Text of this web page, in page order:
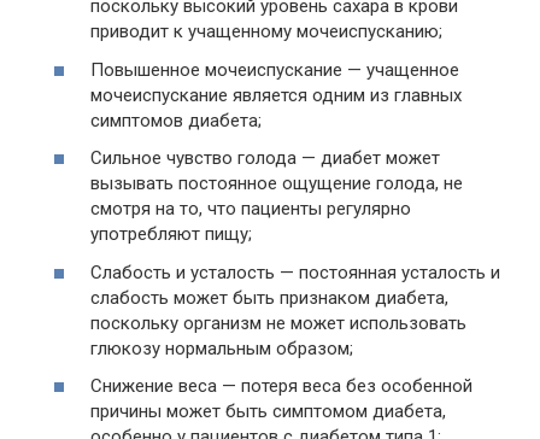
поскольку высокий уровень сахара в крови
приводит к учащенному мочеиспусканию;
Повышенное мочеиспускание — учащенное
мочеиспускание является одним из главных
симптомов диабета;
Сильное чувство голода — диабет может
вызывать постоянное ощущение голода, не
смотря на то, что пациенты регулярно
употребляют пищу;
Слабость и усталость — постоянная усталость и
слабость может быть признаком диабета,
поскольку организм не может использовать
глюкозу нормальным образом;
Снижение веса — потеря веса без особенной
причины может быть симптомом диабета,